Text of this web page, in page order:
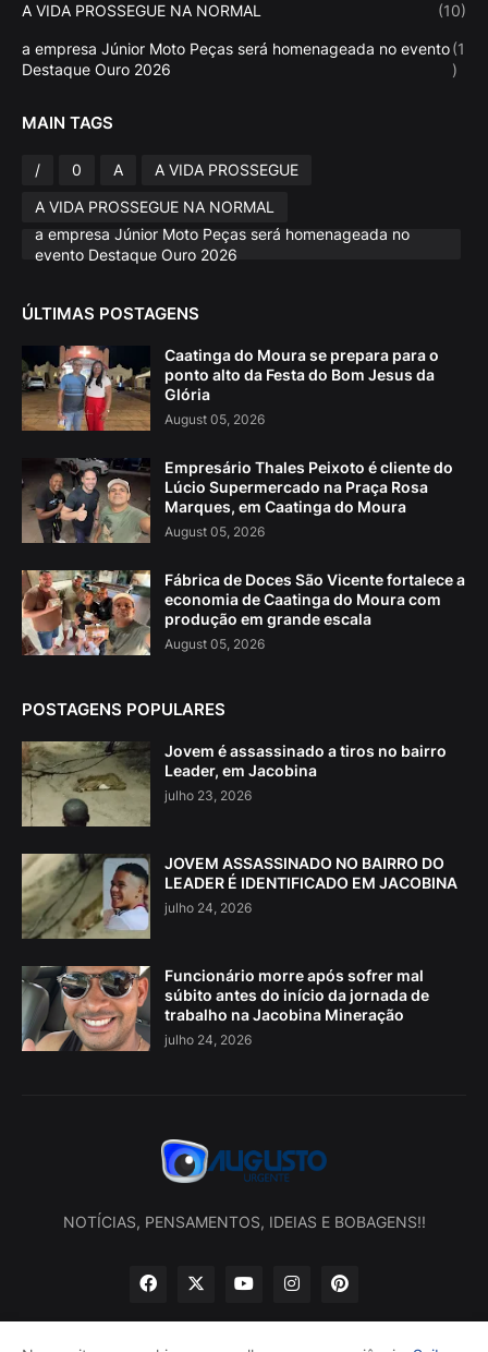
A VIDA PROSSEGUE NA NORMAL (10)
a empresa Júnior Moto Peças será homenageada no evento
Destaque Ouro 2026
(1
)
MAIN TAGS
/ 0 A
A VIDA PROSSEGUE
A VIDA PROSSEGUE NA NORMAL
a empresa Júnior Moto Peças será homenageada no
evento Destaque Ouro 2026
ÚLTIMAS POSTAGENS
Caatinga do Moura se prepara para o
ponto alto da Festa do Bom Jesus da
Glória
August 05, 2026
Empresário Thales Peixoto é cliente do
Lúcio Supermercado na Praça Rosa
Marques, em Caatinga do Moura
August 05, 2026
Fábrica de Doces São Vicente fortalece a
economia de Caatinga do Moura com
produção em grande escala
August 05, 2026
POSTAGENS POPULARES
Jovem é assassinado a tiros no bairro
Leader, em Jacobina
julho 23, 2026
JOVEM ASSASSINADO NO BAIRRO DO
LEADER É IDENTIFICADO EM JACOBINA
julho 24, 2026
Funcionário morre após sofrer mal
súbito antes do início da jornada de
trabalho na Jacobina Mineração
julho 24, 2026
NOTÍCIAS, PENSAMENTOS, IDEIAS E BOBAGENS!!